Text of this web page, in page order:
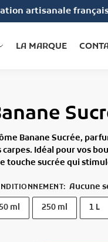
artisanale
LA MARQUE
Banane Sucrée,
carpes. Idéal pour vos
touche sucrée qui
: Aucune
ml 250 ml 1 L